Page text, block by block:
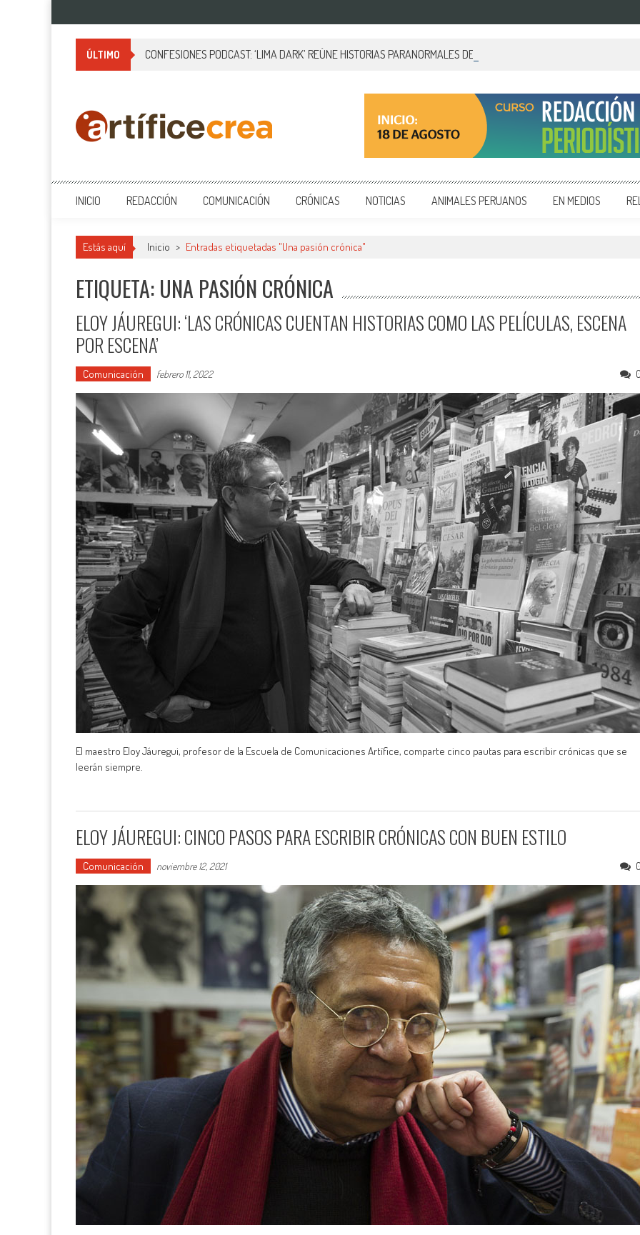
al
contenido
ÚLTIMO CONFESIONES PODCAST: ‘LIMA DARK’ REÚNE HISTORIAS PARANORMALES DE PALACIO DE GOBIERNO
Blog de Artífice Comunicadores, elaboramos contenidos periodísticos y editoriales en diversos formatos, capacitamos en temas de comunicación y educación.
INICIO REDACCIÓN COMUNICACIÓN CRÓNICAS NOTICIAS ANIMALES PERUANOS EN MEDIOS
Estás aquí Inicio > Entradas etiquetadas "Una pasión crónica"
ETIQUETA: UNA PASIÓN CRÓNICA
ELOY JÁUREGUI: ‘LAS CRÓNICAS CUENTAN HISTORIAS COMO LAS PELÍCULAS, ESCENA
POR ESCENA’
Comunicación febrero 11, 2022
El maestro Eloy Jáuregui, profesor de la Escuela de Comunicaciones Artífice, comparte cinco pautas para escribir crónicas que se
leerán siempre.
ELOY JÁUREGUI: CINCO PASOS PARA ESCRIBIR CRÓNICAS CON BUEN ESTILO
Comunicación noviembre 12, 2021